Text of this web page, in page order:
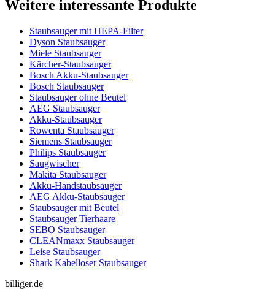
Weitere interessante Produkte
Staubsauger mit HEPA-Filter
Dyson Staubsauger
Miele Staubsauger
Kärcher-Staubsauger
Bosch Akku-Staubsauger
Bosch Staubsauger
Staubsauger ohne Beutel
AEG Staubsauger
Akku-Staubsauger
Rowenta Staubsauger
Siemens Staubsauger
Philips Staubsauger
Saugwischer
Makita Staubsauger
Akku-Handstaubsauger
AEG Akku-Staubsauger
Staubsauger mit Beutel
Staubsauger Tierhaare
SEBO Staubsauger
CLEANmaxx Staubsauger
Leise Staubsauger
Shark Kabelloser Staubsauger
billiger.de